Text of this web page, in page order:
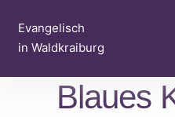
Inhalt
springen
Evangelisch
in Waldkraiburg
Blaues